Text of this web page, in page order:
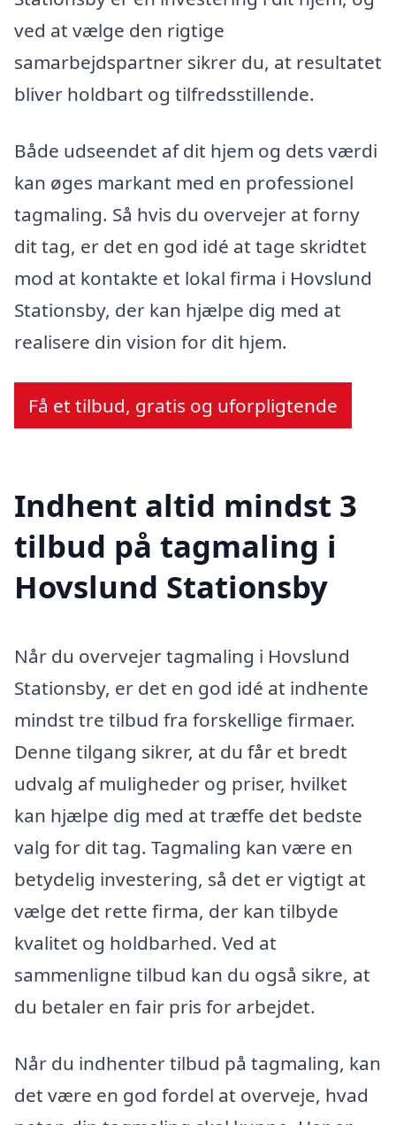
ved at vælge den rigtige
samarbejdspartner sikrer du, at resultatet
bliver holdbart og tilfredsstillende.
Både udseendet af dit hjem og dets værdi
kan øges markant med en professionel
tagmaling. Så hvis du overvejer at forny
dit tag, er det en god idé at tage skridtet
mod at kontakte et lokal firma i Hovslund
Stationsby, der kan hjælpe dig med at
realisere din vision for dit hjem.
Få et tilbud, gratis og uforpligtende
Indhent altid mindst 3
tilbud på tagmaling i
Hovslund Stationsby
Når du overvejer tagmaling i Hovslund
Stationsby, er det en god idé at indhente
mindst tre tilbud fra forskellige firmaer.
Denne tilgang sikrer, at du får et bredt
udvalg af muligheder og priser, hvilket
kan hjælpe dig med at træffe det bedste
valg for dit tag. Tagmaling kan være en
betydelig investering, så det er vigtigt at
vælge det rette firma, der kan tilbyde
kvalitet og holdbarhed. Ved at
sammenligne tilbud kan du også sikre, at
du betaler en fair pris for arbejdet.
Når du indhenter tilbud på tagmaling, kan
det være en god fordel at overveje, hvad